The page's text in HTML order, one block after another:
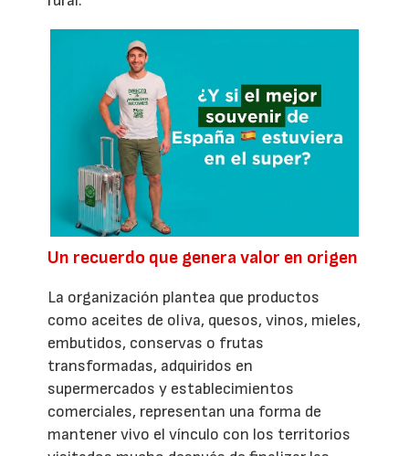
Un recuerdo que genera valor en origen
La organización plantea que productos
como aceites de oliva, quesos, vinos, mieles,
embutidos, conservas o frutas
transformadas, adquiridos en
supermercados y establecimientos
comerciales, representan una forma de
mantener vivo el vínculo con los territorios